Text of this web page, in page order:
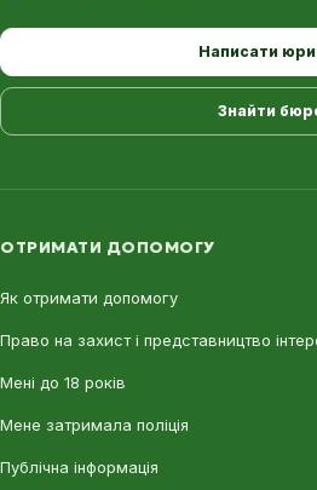
Написати
Знайти
ОТРИМАТИ ДОПОМОГУ
Як отримати допомогу
Право на захист і представництво
Мені до 18 років
Мене затримала поліція
Публічна інформація